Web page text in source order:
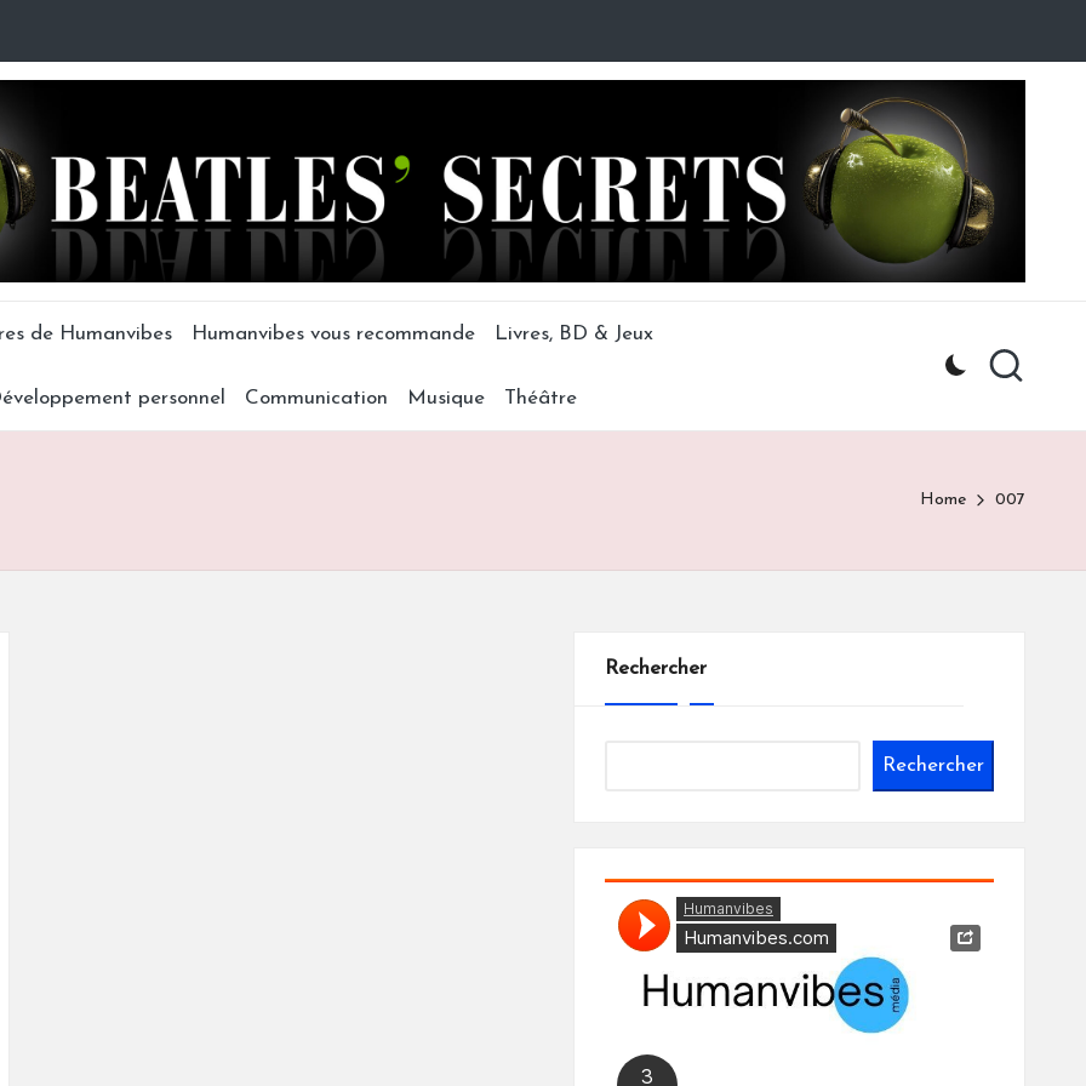
de Humanvibes Humanvibes vous recommande Livres, BD & Jeux
personnel Communication Musique Théâtre
Home 007
Rechercher
Rechercher